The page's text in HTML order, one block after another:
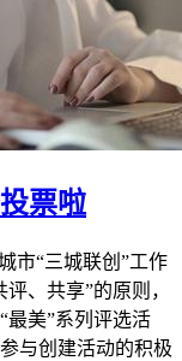
票啦
市“三城联创”工作
、共享”的原则，
最美”系列评选活
与创建活动的积极